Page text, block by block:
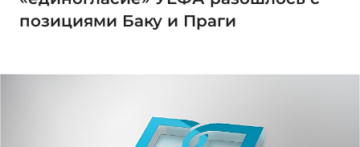
позициями Баку и Праги